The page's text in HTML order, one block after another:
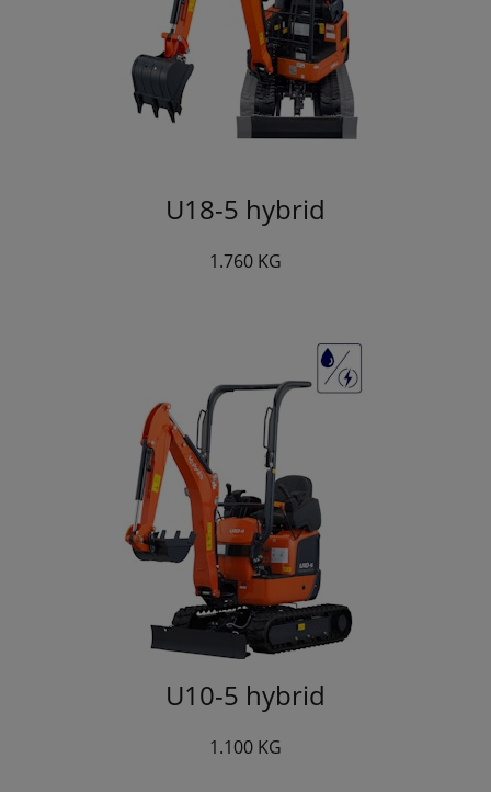
U18-5 hybrid
1.760 KG
U10-5 hybrid
1.100 KG